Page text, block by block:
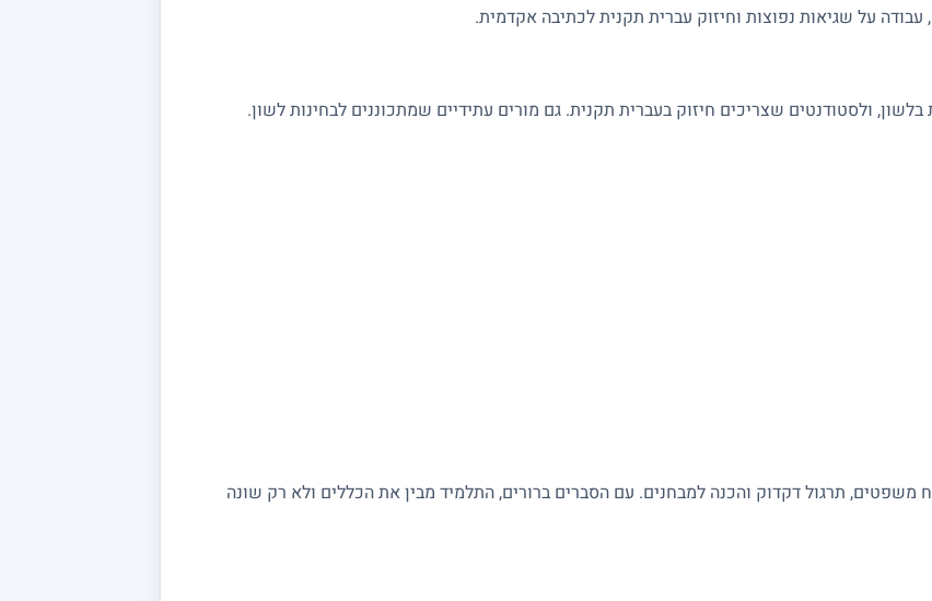
על שגיאות נפוצות וחיזוק עברית תקנית לכתיבה אקדמית.
ולסטודנטים שצריכים חיזוק בעברית תקנית. גם מורים עתידיים שמתכוננים לבחינות לשון.
משפטים, תרגול דקדוק והכנה למבחנים. עם הסברים ברורים, התלמיד מבין את הכללים ולא רק שונה